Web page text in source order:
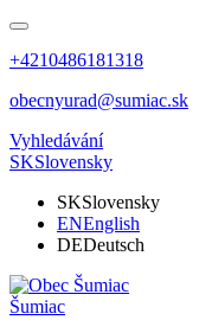
+4210486181318
obecnyurad@sumiac.sk
Vyhledávání
SKSlovensky
SKSlovensky
ENEnglish
DEDeutsch
Šumiac